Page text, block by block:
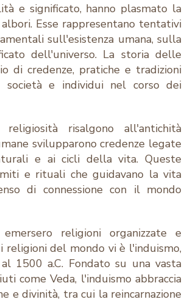
e significato, hanno plasmato la
Esse rappresentano tentativi
sull'esistenza umana, sulla
dell'universo. La storia delle
di credenze, pratiche e tradizioni
società e individui nel corso dei
risalgono all'antichità
svilupparono credenze legate
e ai cicli della vita. Queste
e rituali che guidavano la vita
di connessione con il mondo
religioni organizzate e
religioni del mondo vi è l'induismo,
1500 a.C. Fondato su una vasta
come Veda, l'induismo abbraccia
e divinità, tra cui la reincarnazione